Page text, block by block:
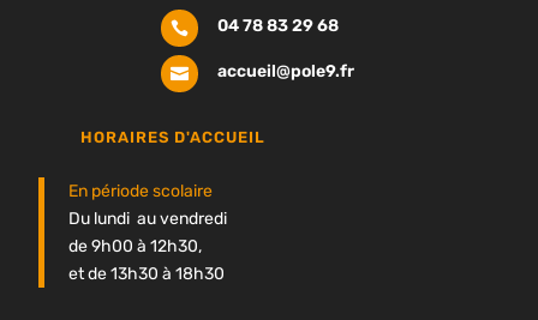
 04 78 83 29 68
 accueil@pole9.fr
HORAIRES D'ACCUEIL
En période scolaire
Du lundi au vendredi
de 9h00 à 12h30,
et de 13h30 à 18h30